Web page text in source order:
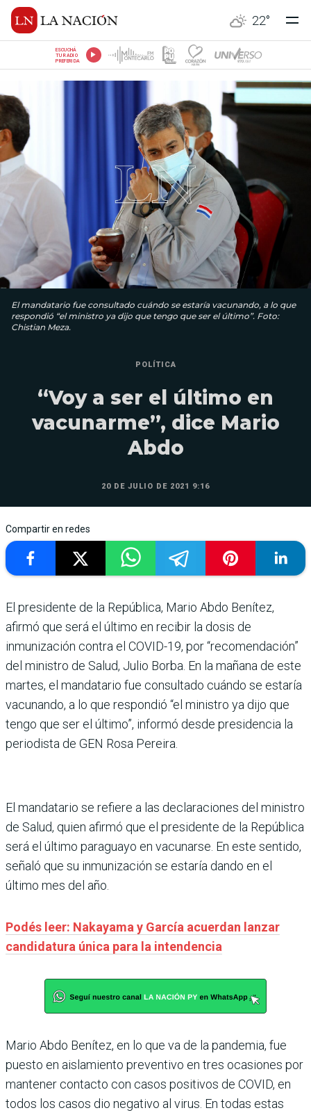
22°
ESCUCHÁ
TU RADIO
PREFERIDA
El mandatario fue consultado cuándo se estaría vacunando, a lo que
respondió “el ministro ya dijo que tengo que ser el último”. Foto:
Chistian Meza.
POLÍTICA
“Voy a ser el último en
vacunarme”, dice Mario
Abdo
20 DE JULIO DE 2021 9:16
Compartir en redes
El presidente de la República, Mario Abdo Benítez,
afirmó que será el último en recibir la dosis de
inmunización contra el COVID-19, por “recomendación”
del ministro de Salud, Julio Borba. En la mañana de este
martes, el mandatario fue consultado cuándo se estaría
vacunando, a lo que respondió “el ministro ya dijo que
tengo que ser el último”, informó desde presidencia la
periodista de GEN Rosa Pereira.
El mandatario se refiere a las declaraciones del ministro
de Salud, quien afirmó que el presidente de la República
será el último paraguayo en vacunarse. En este sentido,
señaló que su inmunización se estaría dando en el
último mes del año.
Podés leer: Nakayama y García acuerdan lanzar
candidatura única para la intendencia
Mario Abdo Benítez, en lo que va de la pandemia, fue
puesto en aislamiento preventivo en tres ocasiones por
mantener contacto con casos positivos de COVID, en
todos los casos dio negativo al virus. En todas estas